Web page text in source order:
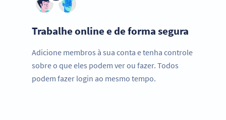
Trabalhe online e de forma segura
Adicione membros à sua conta e tenha controle
sobre o que eles podem ver ou fazer. Todos
podem fazer login ao mesmo tempo.